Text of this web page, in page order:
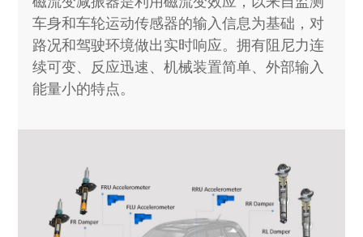
车身和车轮运动传感器的输入信息为基础，对
路况和驾驶环境做出实时响应。拥有阻尼力连
续可变、反应迅速、机械装置简单、外部输入
能量小的特点。